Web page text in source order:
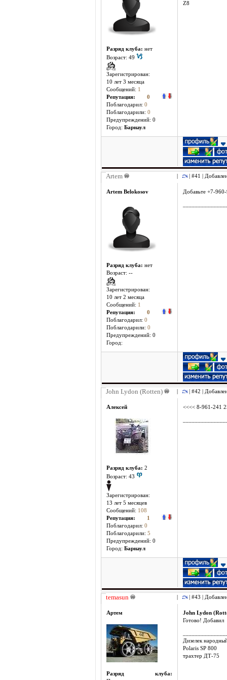
Разряд клуба: нет
Возраст: 49
Зарегистрирован:
10 лет 3 месяцa
Сообщений: 1
Репутация: 0
Поблагодарил: 0
Поблагодарили: 0
Предупреждений: 0
Город: Барнаул
Z8
Artem | #41 |
Artem Belokosov
Разряд клуба: нет
Возраст: --
Зарегистрирован:
10 лет 2 месяцa
Сообщений: 1
Репутация: 0
Поблагодарил: 0
Поблагодарили: 0
Предупреждений: 0
Город:
Добавьте +7-
John Lydon (Rotten) | #42 |
Алексей
Разряд клуба: 2
Возраст: 43
Зарегистрирован:
13 лет 5 месяцев
Сообщений: 108
Репутация:
1
Поблагодарил: 0
Поблагодарили: 5
Предупреждений: 0
Город: Барнаул
<<<< 8-961-241
temasun | #43 |
Артем
Разряд клуба:
John Lydon
Готово! Добавил
Дизелек
Polaris SP 800
трахтер ДТ-75